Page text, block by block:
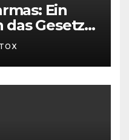
Ein
Gesetz
Wirkung